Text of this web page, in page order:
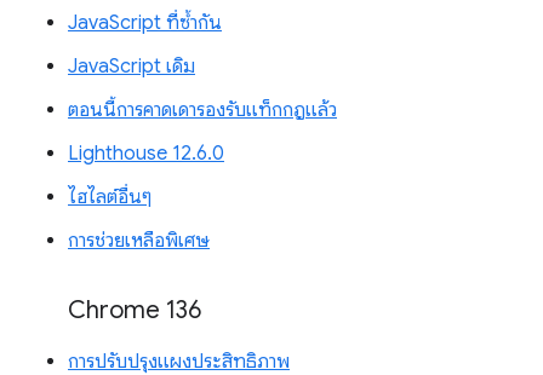
JavaScript ที่ซ้ำกัน
JavaScript เดิม
ตอนนี้การคาดเดารองรับแท็กกฎแล้ว
Lighthouse 12.6.0
ไฮไลต์อื่นๆ
การช่วยเหลือพิเศษ
Chrome 136
การปรับปรุงแผงประสิทธิภาพ